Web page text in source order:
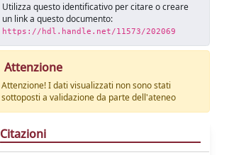
Utilizza questo identificativo per citare o creare
un link a questo documento:
https://hdl.handle.net/11573/202069
Attenzione
Attenzione! I dati visualizzati non sono stati
sottoposti a validazione da parte dell'ateneo
Citazioni